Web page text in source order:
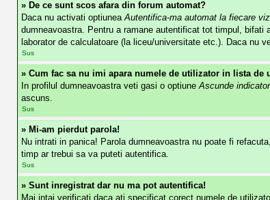
» De ce sunt scos afara din forum automat?
Daca nu activati optiuneaAutentifica-ma automat la fiecare
dumneavoastra. Pentru a ramane autentificat tot timpul,
laborator de calculatoare (la liceu/universitate etc.). Daca nu
Sus
» Cum fac sa nu imi apara numele de utilizator in lista de
In profilul dumneavoastra veti gasi o optiuneAscunde
ascuns.
Sus
» Mi-am pierdut parola!
Nu intrati in panica! Parola dumneavoastra nu poate fi
timp ar trebui sa va puteti autentifica.
Sus
» Sunt inregistrat dar nu ma pot autentifica!
Mai intai verificati daca ati specificat corect numele de